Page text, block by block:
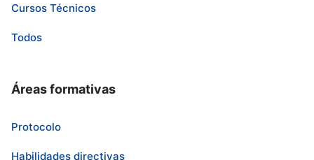
Cursos Técnicos
Todos
Áreas formativas
Protocolo
Habilidades directivas